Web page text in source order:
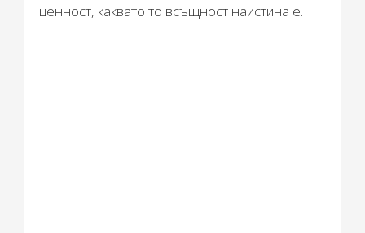
ценност, каквато то всъщност наистина е.